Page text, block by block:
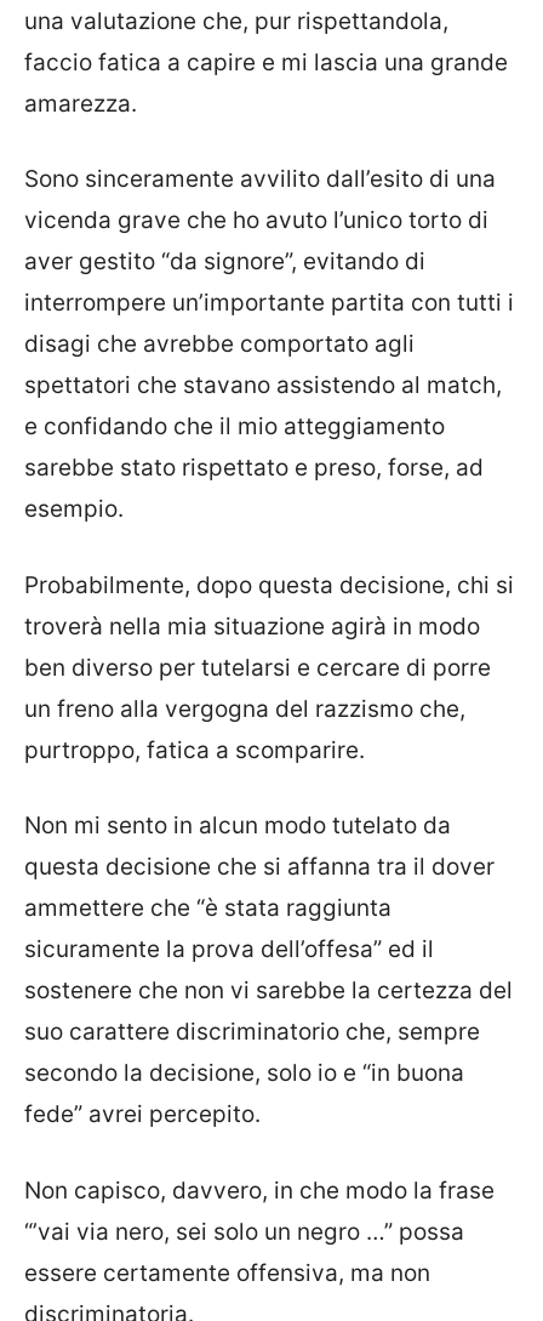
una valutazione che, pur rispettandola,
faccio fatica a capire e mi lascia una grande
amarezza.
Sono sinceramente avvilito dall’esito di una
vicenda grave che ho avuto l’unico torto di
aver gestito “da signore”, evitando di
interrompere un’importante partita con tutti i
disagi che avrebbe comportato agli
spettatori che stavano assistendo al match,
e confidando che il mio atteggiamento
sarebbe stato rispettato e preso, forse, ad
esempio.
Probabilmente, dopo questa decisione, chi si
troverà nella mia situazione agirà in modo
ben diverso per tutelarsi e cercare di porre
un freno alla vergogna del razzismo che,
purtroppo, fatica a scomparire.
Non mi sento in alcun modo tutelato da
questa decisione che si affanna tra il dover
ammettere che “è stata raggiunta
sicuramente la prova dell’offesa” ed il
sostenere che non vi sarebbe la certezza del
suo carattere discriminatorio che, sempre
secondo la decisione, solo io e “in buona
fede” avrei percepito.
Non capisco, davvero, in che modo la frase
“’vai via nero, sei solo un negro …” possa
essere certamente offensiva, ma non
discriminatoria.